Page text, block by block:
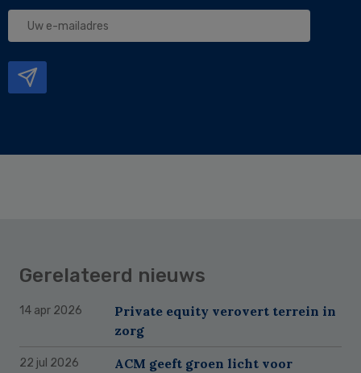
Uw
Gerelateerd nieuws
14 apr 2026
Private equity verovert terrein in
zorg
22 jul 2026
ACM geeft groen licht voor